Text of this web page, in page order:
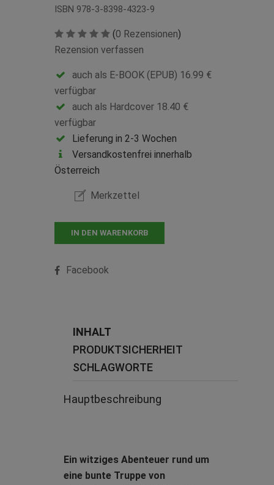
ISBN 978-3-8398-4323-9
(0 Rezensionen)
Rezension verfassen
auch als E-BOOK (EPUB) 16.99 €
verfügbar
auch als Hardcover 18.40 €
verfügbar
Lieferung in 2-3 Wochen
Versandkostenfrei innerhalb
Österreich
Merkzettel
IN DEN WARENKORB
Facebook
INHALT
PRODUKTSICHERHEIT
SCHLAGWORTE
Hauptbeschreibung
Ein witziges Abenteuer rund um
eine bunte Truppe von